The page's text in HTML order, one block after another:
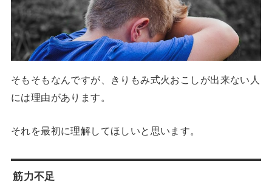
そもそもなんですが、きりもみ式火おこしが出来ない人
には理由があります。
それを最初に理解してほしいと思います。
筋力不足